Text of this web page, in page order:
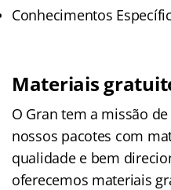
Conhecimentos
Materiais
O Gran tem a missão
nossos pacotes com
qualidade e bem
oferecemos materiais